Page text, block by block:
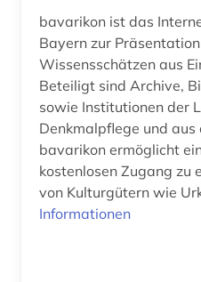
bavarikon ist das
Bayern zur
Wissensschätzen aus
Beteiligt sind Archive,
sowie Institutionen der
Denkmalpflege und
bavarikon ermöglicht
kostenlosen Zugang zu
von Kulturgütern wie
Informationen